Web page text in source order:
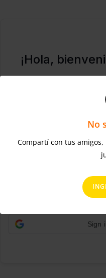
No
Compartí con tus
¡Hola,
Mantenerme
¿No tienes una
Sign